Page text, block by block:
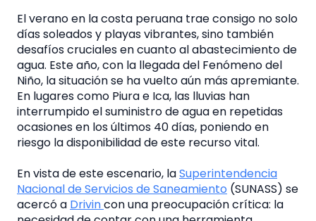
El verano en la costa peruana trae consigo no solo
días soleados y playas vibrantes, sino también
desafíos cruciales en cuanto al abastecimiento de
agua. Este año, con la llegada del Fenómeno del
Niño, la situación se ha vuelto aún más apremiante.
En lugares como Piura e Ica, las lluvias han
interrumpido el suministro de agua en repetidas
ocasiones en los últimos 40 días, poniendo en
riesgo la disponibilidad de este recurso vital.
En vista de este escenario, laSuperintendencia
Nacional de Servicios de Saneamiento (SUNASS) se
acercó a Drivincon una preocupación crítica: la